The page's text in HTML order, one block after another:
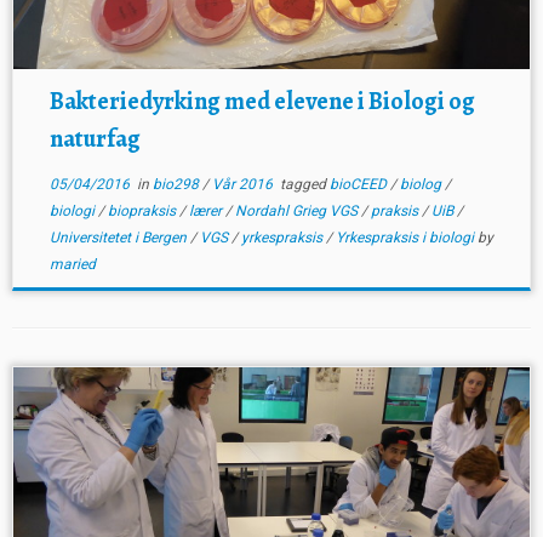
Bakteriedyrking med elevene i Biologi og
naturfag
05/04/2016in bio298/ Vår 2016 tagged bioCEED/biolog/
biologi/biopraksis/lærer/Nordahl Grieg VGS/praksis/UiB/
Universitetet i Bergen / VGS/yrkespraksis/ Yrkespraksis i biologi by
maried